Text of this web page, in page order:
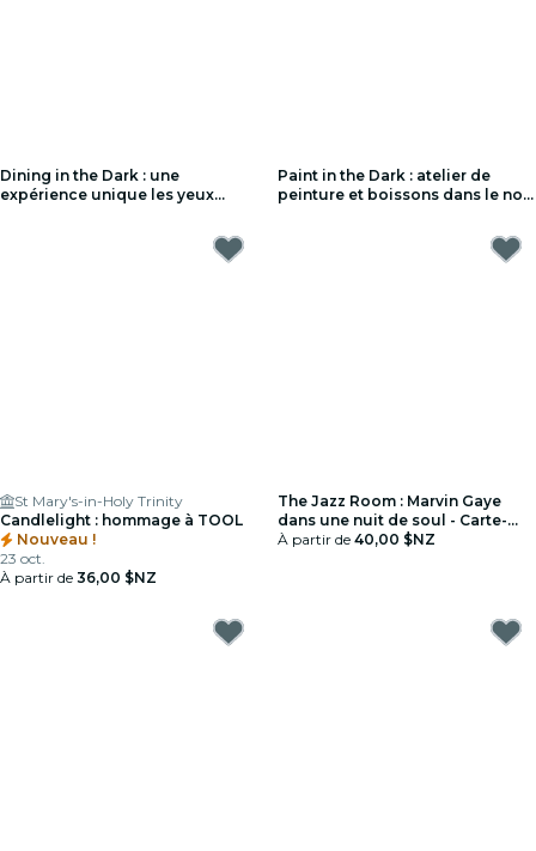
Dining in the Dark : une
expérience unique les yeux
Paint in the Dark : atelier de
peinture et boissons dans le noir
St Mary's-in-Holy Trinity
Candlelight : hommage à TOOL
Nouveau !
23 oct.
À partir de 36,00 $NZ
The Jazz Room : Marvin Gaye
dans une nuit de soul - Carte-
cadeau
À partir de 40,00 $NZ